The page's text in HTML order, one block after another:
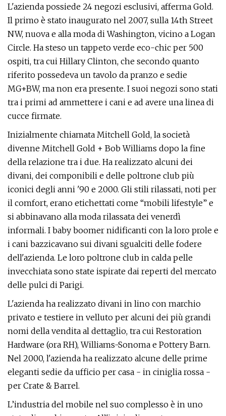
L'azienda possiede 24 negozi esclusivi, afferma Gold.
Il primo è stato inaugurato nel 2007, sulla 14th Street
NW, nuova e alla moda di Washington, vicino a Logan
Circle. Ha steso un tappeto verde eco-chic per 500
ospiti, tra cui Hillary Clinton, che secondo quanto
riferito possedeva un tavolo da pranzo e sedie
MG+BW, ma non era presente. I suoi negozi sono stati
tra i primi ad ammettere i cani e ad avere una linea di
cucce firmate.
Inizialmente chiamata Mitchell Gold, la società
divenne Mitchell Gold + Bob Williams dopo la fine
della relazione tra i due. Ha realizzato alcuni dei
divani, dei componibili e delle poltrone club più
iconici degli anni '90 e 2000. Gli stili rilassati, noti per
il comfort, erano etichettati come “mobili lifestyle” e
si abbinavano alla moda rilassata dei venerdì
informali. I baby boomer nidificanti con la loro prole e
i cani bazzicavano sui divani sgualciti delle fodere
dell'azienda. Le loro poltrone club in calda pelle
invecchiata sono state ispirate dai reperti del mercato
delle pulci di Parigi.
L'azienda ha realizzato divani in lino con marchio
privato e testiere in velluto per alcuni dei più grandi
nomi della vendita al dettaglio, tra cui Restoration
Hardware (ora RH), Williams-Sonoma e Pottery Barn.
Nel 2000, l'azienda ha realizzato alcune delle prime
eleganti sedie da ufficio per casa - in ciniglia rossa -
per Crate & Barrel.
L’industria del mobile nel suo complesso è in uno